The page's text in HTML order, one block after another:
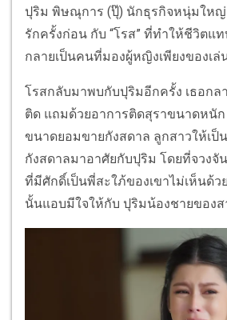
ปุริม พิษณุการ (ปุ๊) นักธุรกิจหนุ่มใหญ่
รักครั้งก่อน กับ “โรส” ที่ทำให้ชีวิตแ
กลายเป็นคนที่มองผู้หญิงเพียงของเล่
โรสกลับมาพบกับปุริมอีกครั้ง เธอกล
ติด แถมด้วยอาการติดสุราขนาดหนั
ขนาดยอมขายกังสดาล ลูกสาวให้เป็
กังสดาลมาอาศัยกับปุริม โดยที่จวง
ที่มีศักดิ์เป็นพี่สะใภ้ของเขาไม่เห็นด้ว
นั้นแอบมีใจให้กับ ปุริมน้องชายของส